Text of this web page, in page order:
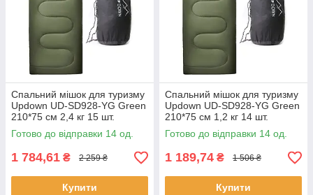
Спальний мішок для туризму
Updown UD-SD928-YG Green
210*75 см 2,4 кг 15 шт.
Готово до відправки 14 од.
1 784,61 ₴ 2 259 ₴
Купити
Спальний мішок для туризму
Updown UD-SD928-YG Green
210*75 см 1,2 кг 14 шт.
Готово до відправки 14 од.
1 189,74 ₴ 1 506 ₴
Купити